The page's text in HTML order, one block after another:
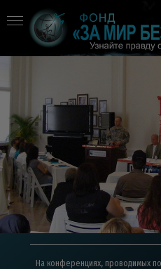
На конференциях, проводимых